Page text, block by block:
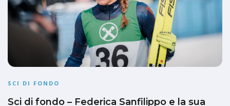
SCI DI FONDO
Sci di fondo – Federica Sanfilippo e la sua